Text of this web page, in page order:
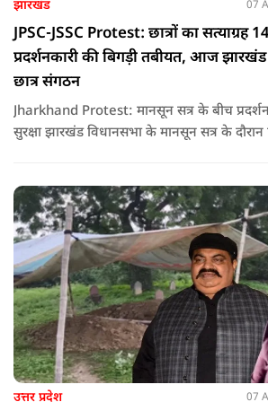
झारखंड 07
JPSC-JSSC Protest: छात्रों का सत्याग्रह
प्रदर्शनकारी की बिगड़ी तबीयत, आज
छात्र संगठन
Jharkhand Protest: मानसून सत्र के बीच प्रदर्शन, प्रशासन ने बढ़ाई
सुरक्षा झारखंड विधानसभा के मानसून सत्र के दौरान होने वाले इस प्रदर्शन
जनाधिकार महासभा के आह्वान पर आयोजित किया
उत्तर प्रदेश 07